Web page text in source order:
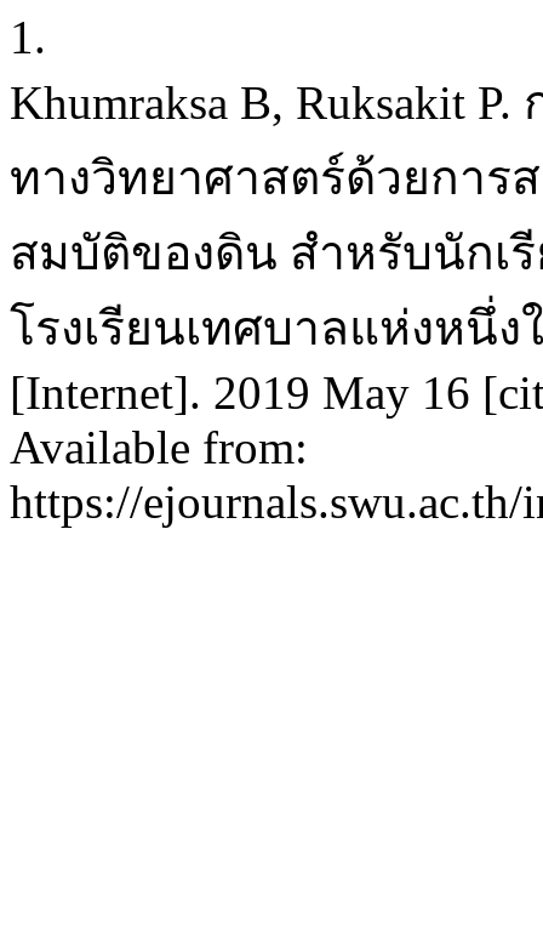
1.
Khumraksa B, Ruksakit
ทางวิทยาศาสตร์ด้วยการ
สมบัติของดิน สำหรับนักเ
โรงเรียนเทศบาลแห่งหนึ่
[Internet]. 2019 May 16
Available from:
https://